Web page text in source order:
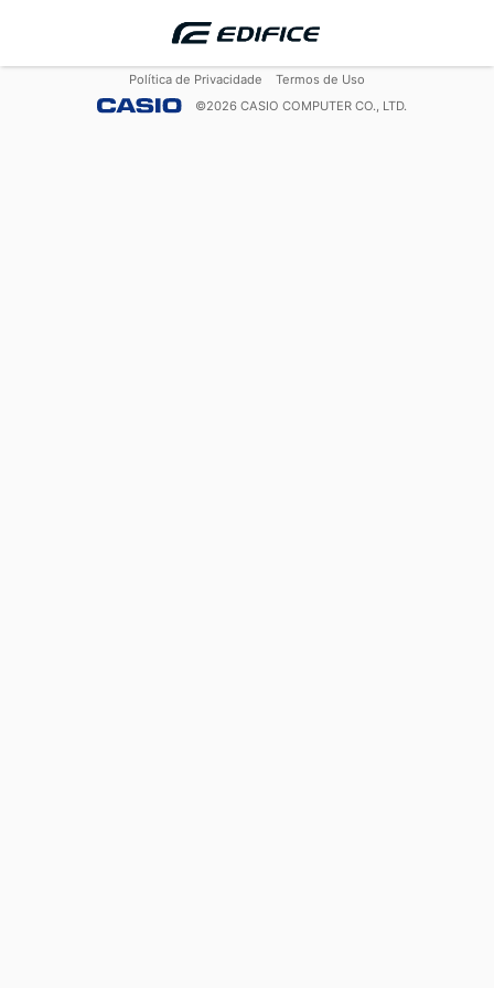
Política de Privacidade
Termos de Uso
©2026 CASIO COMPUTER CO., LTD.